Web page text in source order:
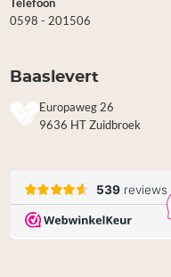
Telefoon
0598 - 201506
Baaslevert
Europaweg 26
9636 HT Zuidbroek